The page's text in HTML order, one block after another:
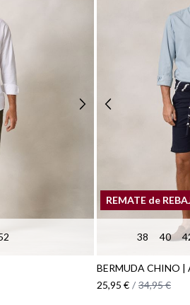
REMATE de
38 40
BERMUDA CHINO |
25,95 € / 34,95 €